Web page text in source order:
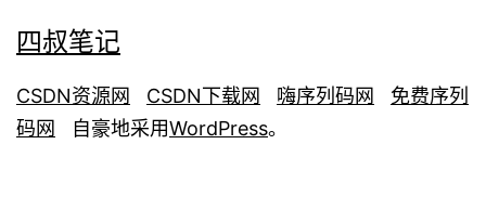
四叔笔记
CSDN资源网 CSDN下载网 嗨序列码网
免费序列
码网 自豪地采用WordPress。